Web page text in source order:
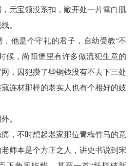
元宝领没系扣，敞开处一片雪白肌
。
他是个守礼的君子，自幼受教“不
候，尚阳堡里有许多做流犯生意的
，囚犯攒了些铜钱没有不去下三处
连材那样的老实人也有个相好的妓
。
，不时想起老家那位青梅竹马的意
师本是个方正之人，讲史书说到宋